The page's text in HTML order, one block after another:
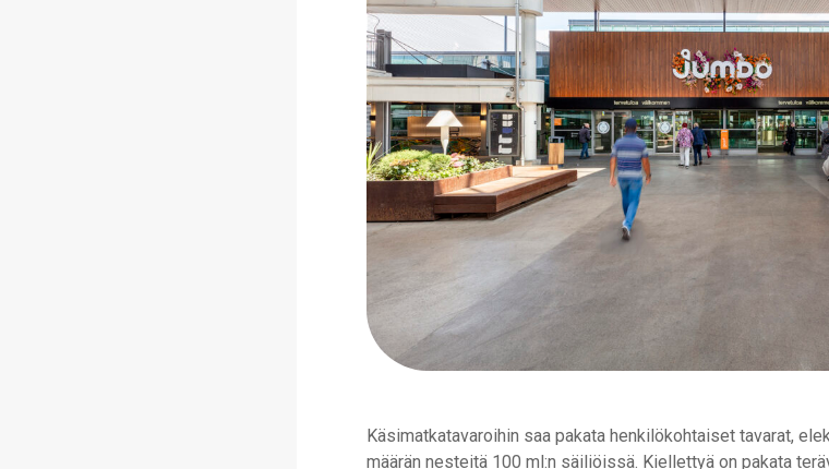
Käsimatkatavaroihin saa pakata henkilökohtaiset tavarat,
määrän nesteitä 100 ml:n säiliöissä. Kiellettyä on pakata